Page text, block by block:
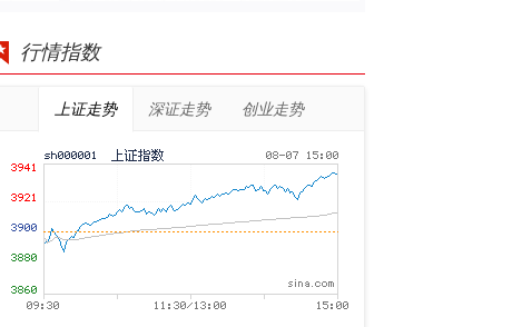
行情指数
上证走势 深证走势 创业走势